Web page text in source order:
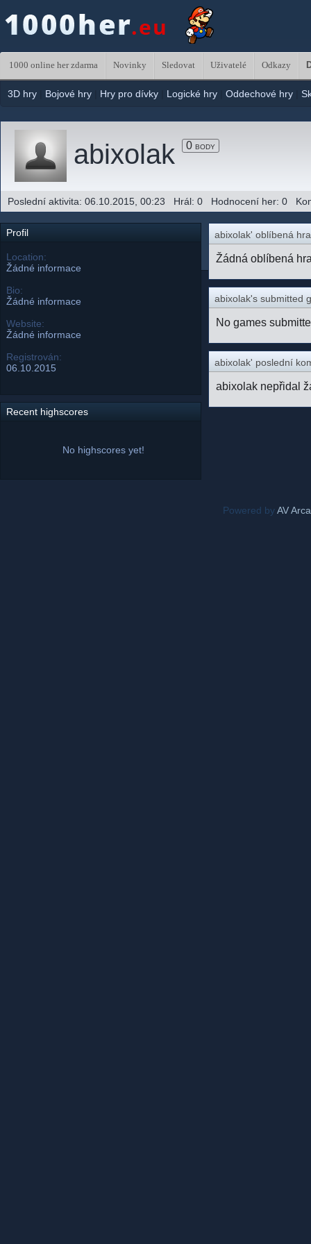
1000 online her zdarma Novinky Sledovat Uživatelé Odkazy
3D hry Bojové hry Hry pro dívky Logické hry Oddechové hry
abixolak 0 BODY
Poslední aktivita: 06.10.2015, 00:23 Hrál: 0 Hodnocení her: 0
abixolak' oblíbená hra
Žádná oblíbená
abixolak's submitted
No games
abixolak' poslední
abixolak nepřidal
Profil
Location:
Žádné informace
Bio:
Žádné informace
Website:
Žádné informace
Registrován:
06.10.2015
Recent highscores
No highscores yet!
Powered byAV